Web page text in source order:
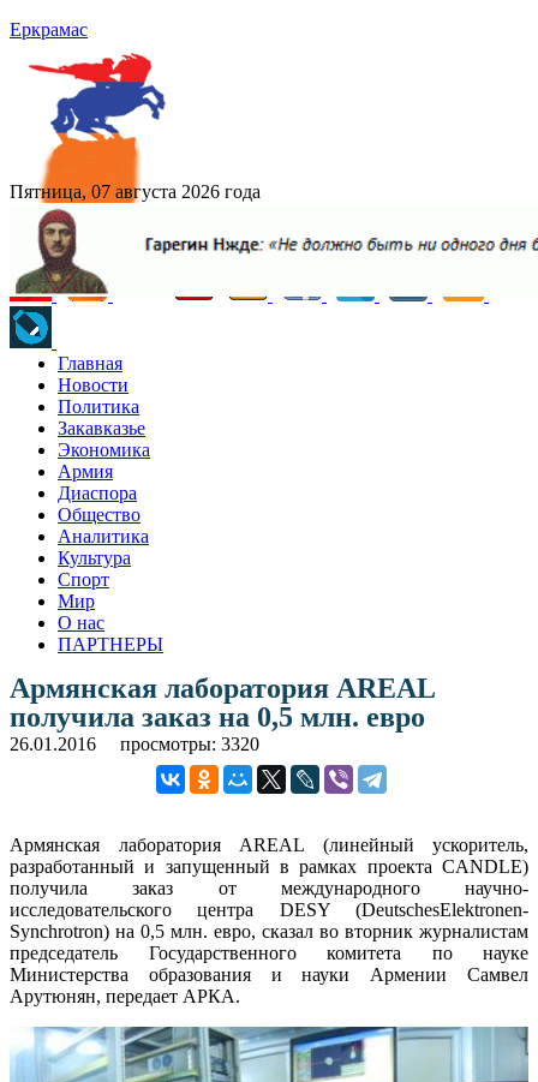
Еркрамас
Пятница, 07 августа 2026 года
Главная
Новости
Политика
Закавказье
Экономика
Армия
Диаспора
Общество
Аналитика
Культура
Спорт
Мир
О нас
ПАРТНЕРЫ
Армянская лаборатория AREAL
получила заказ на 0,5 млн. евро
26.01.2016 просмотры: 3320
Армянская лаборатория AREAL (линейный ускоритель,
разработанный и запущенный в рамках проекта CANDLE)
получила заказ от международного научно-
исследовательского центра DESY (DeutschesElektronen-
Synchrotron) на 0,5 млн. евро, сказал во вторник журналистам
председатель Государственного комитета по науке
Министерства образования и науки Армении Самвел
Арутюнян, передает АРКА.